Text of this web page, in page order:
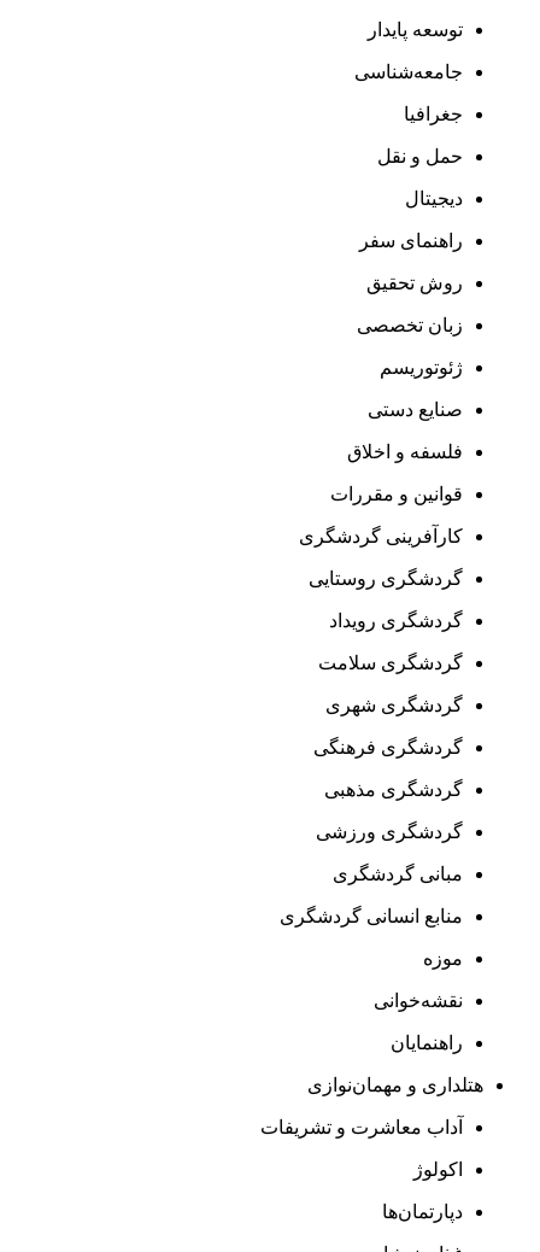
توسعه پایدار
جامعه‌شناسی
جغرافیا
حمل و نقل
دیجیتال
راهنمای سفر
روش تحقیق
زبان تخصصی
ژئوتوریسم
صنایع دستی
فلسفه و اخلاق
قوانین و مقررات
کارآفرینی گردشگری
گردشگری روستایی
گردشگری رویداد
گردشگری سلامت
گردشگری شهری
گردشگری فرهنگی
گردشگری مذهبی
گردشگری ورزشی
مبانی گردشگری
منابع انسانی گردشگری
موزه
نقشه‌خوانی
راهنمایان
هتلداری و مهمان‌نوازی
آداب معاشرت و تشریفات
اکولوژ
دپارتمان‌ها